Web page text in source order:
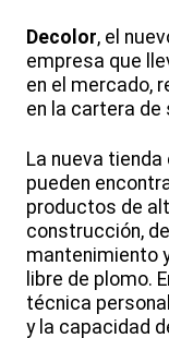
Decolor, el
empresa que
en el mercado,
en la cartera
La nueva
pueden
productos de
construcción,
mantenimiento
libre de plomo.
técnica
y la capacidad